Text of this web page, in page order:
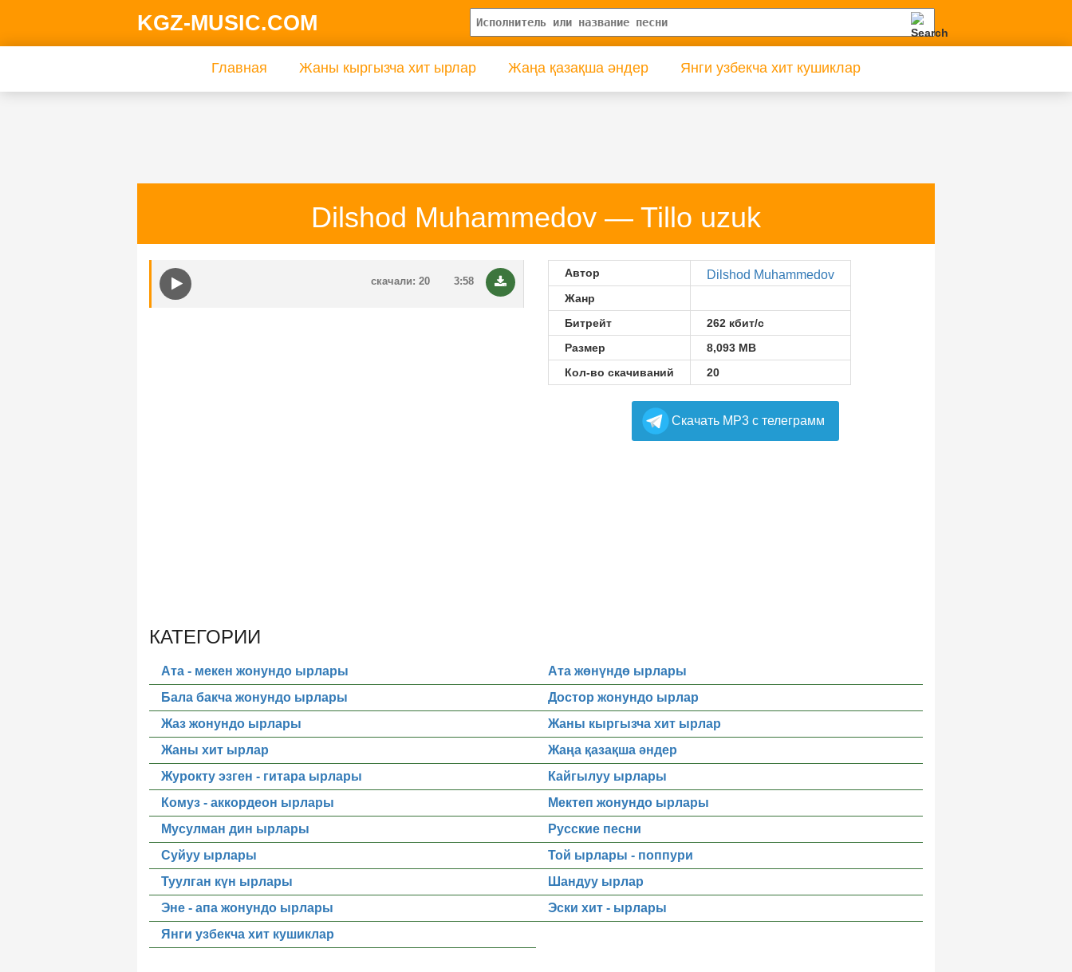
KGZ-MUSIC.COM
Главная Жаны кыргызча хит ырлар Жаңа қазақша әндер Янги узбекча хит кушиклар
Dilshod Muhammedov — Tillo uzuk
3:58
скачали: 20
Автор Dilshod Muhammedov
Жанр
Битрейт
262 кбит/с
Размер
8,093 MB
Кол-во скачиваний
20
Cкачать MP3 с телеграмм
КАТЕГОРИИ
Ата - мекен жонундо ырлары
Ата жөнүндө ырлары
Бала бакча жонундо ырлары
Достор жонундо ырлар
Жаз жонундо ырлары
Жаны кыргызча хит ырлар
Жаны хит ырлар
Жаңа қазақша әндер
Журокту эзген - гитара ырлары
Кайгылуу ырлары
Комуз - аккордеон ырлары
Мектеп жонундо ырлары
Мусулман дин ырлары
Русские песни
Суйуу ырлары
Той ырлары - поппури
Туулган күн ырлары
Шандуу ырлар
Эне - апа жонундо ырлары
Эски хит - ырлары
Янги узбекча хит кушиклар